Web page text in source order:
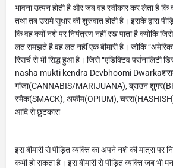
भावना उत्पन होती है और जब वह स्वीकार कर लेता है कि
तथा तब उसमे सुधार की शुरुवात होती है। इसके द्वारा
कि वह क्यों नशे पर नियंत्रण नहीं रख पाता है क्योकि
लत समझते है वह लत नहीं एक बीमारी है। जोकि
रिसर्च से भी सिद्ध हुआ है। जिसे “एडिक्टिव पर्सनालिटी
nasha mukti kendra Devbhoomi
गांजा(CANNABIS/MARIJUANA), ब्राउन
स्मैक(SMACK), अफीम(OPIUM),
आदि से छुटकारा
इस बीमारी से पीड़ित व्यक्ति का अपने नशे की मात्रा पर
कभी हो सकता है। इस बीमारी से पीड़ित व्यक्ति जब भी